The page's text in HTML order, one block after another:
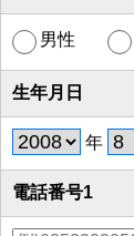
男性
生年月日
年
電話番号1